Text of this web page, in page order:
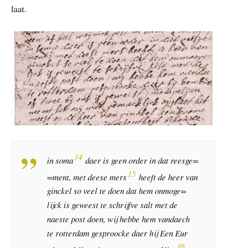
laat.
in soma14 daer is geen order in dat reesge=
=ment, met deese mers15 heeft de heer van
ginckel so veel te doen dat hem onmoge=
lijck is geweest te schrijfve salt met de
naeste post doen, wij hebbe hem vandaech
te rotterdam gesproocke daer hij Een Eur